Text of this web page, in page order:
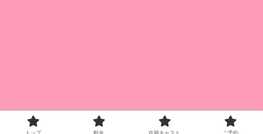
トップ 料金 在籍キャスト ご予約